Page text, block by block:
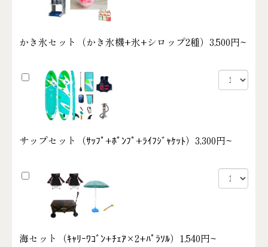
かき氷セット（かき氷機+氷+シロップ2種） 3,500円~
サップセット（ｻｯﾌﾟ+ﾎﾟﾝﾌﾟ+ﾗｲﾌｼﾞｬｹｯﾄ） 3,300円~
海セット（ｷｬﾘｰﾜｺﾞﾝ+ﾁｪｱ×2+ﾊﾟﾗｿﾙ） 1,540円~